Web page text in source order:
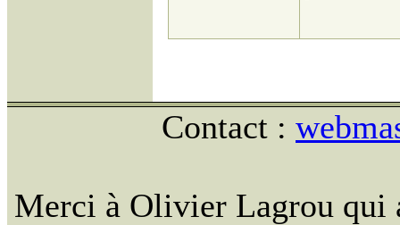
Contact :
Merci à Olivier Lagrou qui